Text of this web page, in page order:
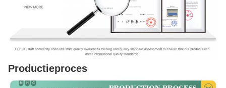
Productieproces